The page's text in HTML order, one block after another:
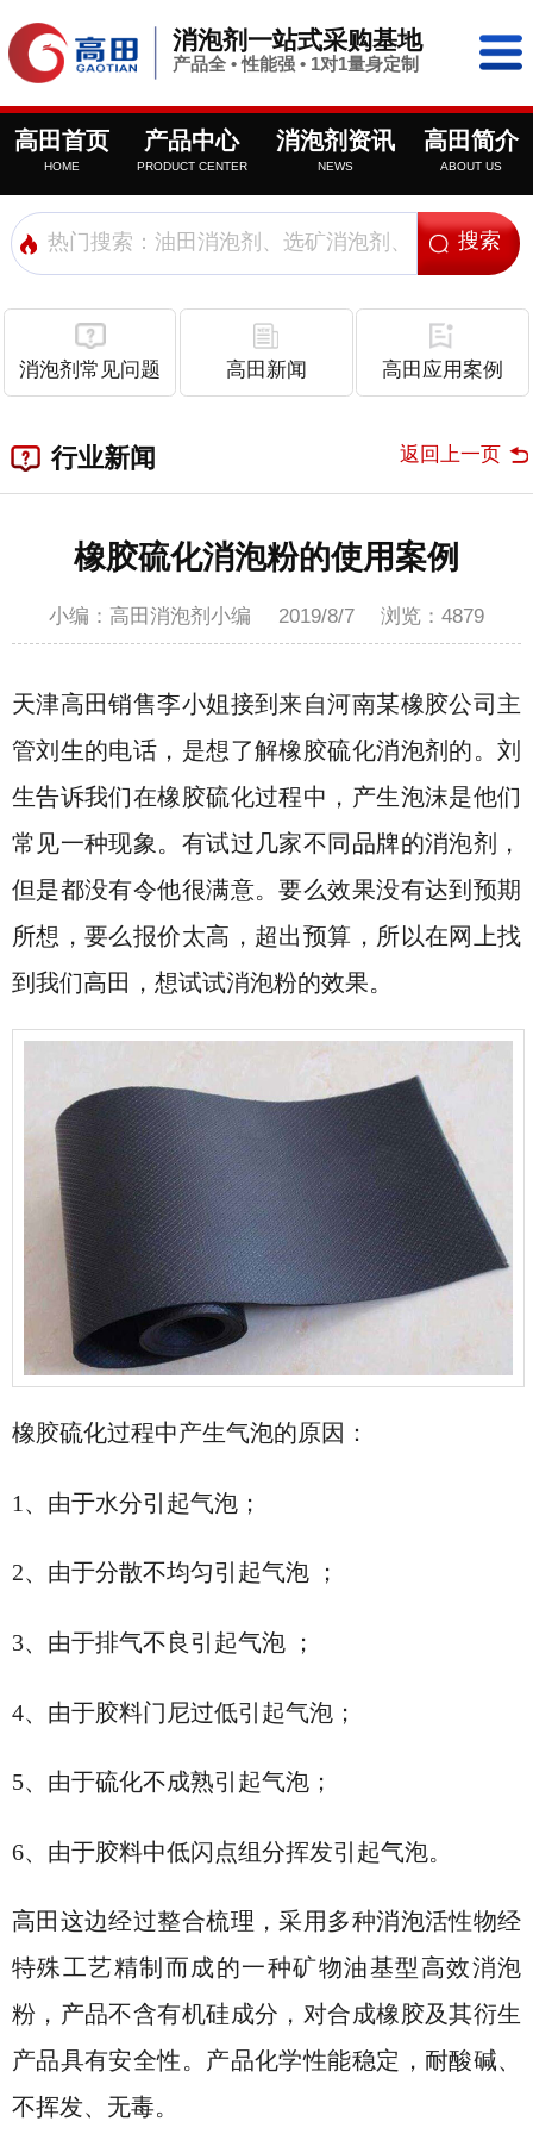
消泡剂一站式采购基地
产品全 • 性能强 • 1对1量身定制
高田首页
HOME
产品中心
PRODUCT CENTER
消泡剂资讯
NEWS
高田简介
ABOUT US
消泡剂常见问题 高田新闻 高田应用案例
行业新闻 返回上一页
橡胶硫化消泡粉的使用案例
小编：高田消泡剂小编 2019/8/7 浏览： 4879
天津高田销售李小姐接到来自河南某橡胶公司主
管刘生的电话，是想了解橡胶硫化消泡剂的。刘
生告诉我们在橡胶硫化过程中，产生泡沫是他们
常见一种现象。有试过几家不同品牌的消泡剂，
但是都没有令他很满意。要么效果没有达到预期
所想，要么报价太高，超出预算，所以在网上找
到我们高田，想试试消泡粉的效果。
橡胶硫化过程中产生气泡的原因：
1、由于水分引起气泡；
2、由于分散不均匀引起气泡 ；
3、由于排气不良引起气泡 ；
4、由于胶料门尼过低引起气泡；
5、由于硫化不成熟引起气泡；
6、由于胶料中低闪点组分挥发引起气泡。
高田这边经过整合梳理，采用多种消泡活性物经
特殊工艺精制而成的一种矿物油基型高效消泡
粉，产品不含有机硅成分，对合成橡胶及其衍生
产品具有安全性。产品化学性能稳定，耐酸碱、
不挥发、无毒。